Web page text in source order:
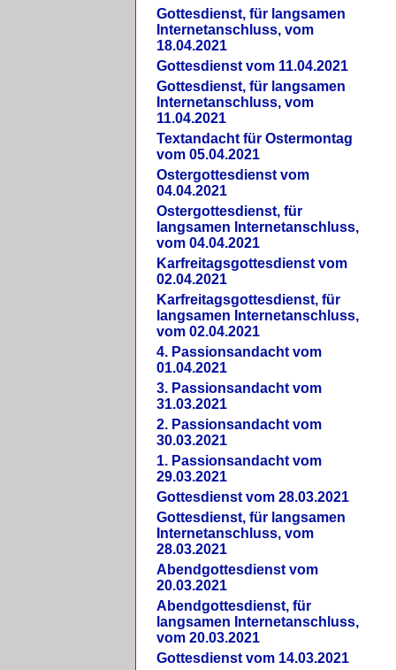
Gottesdienst, für langsamen
Internetanschluss, vom
18.04.2021
Gottesdienst vom 11.04.2021
Gottesdienst, für langsamen
Internetanschluss, vom
11.04.2021
Textandacht für Ostermontag
vom 05.04.2021
Ostergottesdienst vom
04.04.2021
Ostergottesdienst, für
langsamen Internetanschluss,
vom 04.04.2021
Karfreitagsgottesdienst vom
02.04.2021
Karfreitagsgottesdienst, für
langsamen Internetanschluss,
vom 02.04.2021
4. Passionsandacht vom
01.04.2021
3. Passionsandacht vom
31.03.2021
2. Passionsandacht vom
30.03.2021
1. Passionsandacht vom
29.03.2021
Gottesdienst vom 28.03.2021
Gottesdienst, für langsamen
Internetanschluss, vom
28.03.2021
Abendgottesdienst vom
20.03.2021
Abendgottesdienst, für
langsamen Internetanschluss,
vom 20.03.2021
Gottesdienst vom 14.03.2021